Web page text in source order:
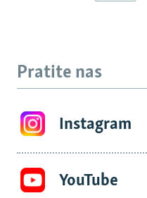
Pratite nas
Instagram
YouTube